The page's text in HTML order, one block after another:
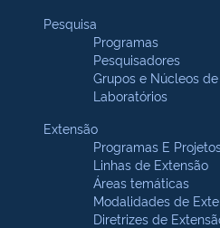
Pesquisa
Programas
Pesquisadores
Grupos e Núcleos
Laboratórios
Extensão
Programas E
Linhas de Extensão
Áreas temáticas
Modalidades de
Diretrizes de